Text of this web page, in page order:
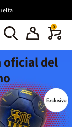
0
oficial del